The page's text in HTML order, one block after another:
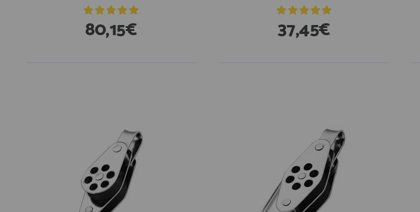
80,15€ 37,45€